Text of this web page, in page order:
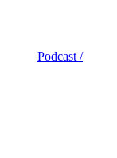
Podcast /